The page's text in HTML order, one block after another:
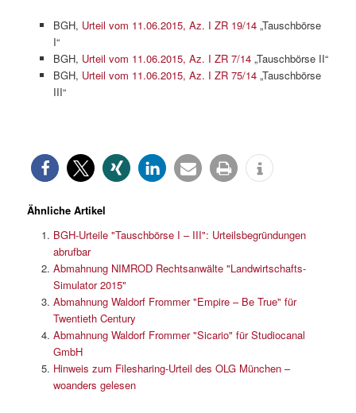
BGH, Urteil vom 11.06.2015, Az. I ZR 19/14„Tauschbörse
I“
BGH, Urteil vom 11.06.2015, Az. I ZR 7/14„Tauschbörse II“
BGH, Urteil vom 11.06.2015, Az. I ZR 75/14„Tauschbörse
III“
Ähnliche Artikel
BGH-Urteile "Tauschbörse I – III": Urteilsbegründungen
abrufbar
Abmahnung NIMROD Rechtsanwälte "Landwirtschafts-
Simulator 2015"
Abmahnung Waldorf Frommer "Empire – Be True" für
Twentieth Century
Abmahnung Waldorf Frommer "Sicario" für Studiocanal
GmbH
Hinweis zum Filesharing-Urteil des OLG München –
woanders gelesen